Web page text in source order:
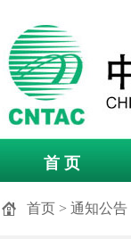
首 页
首页 > 通知公告